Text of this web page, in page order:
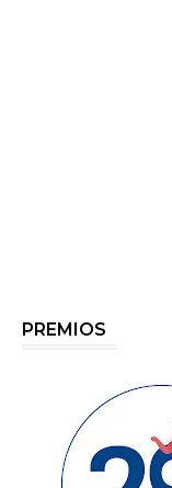
PREMIOS